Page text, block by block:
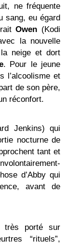
ne fréquente
sang, eu égard
Owen (Kodi
la nouvelle
neige et dort
. Pour le jeune
l’alcoolisme et
de son père,
réconfort.
Jenkins) qui
nocturne de
tant et
d’Abby qui
avant de
très porté sur
“rituels”,